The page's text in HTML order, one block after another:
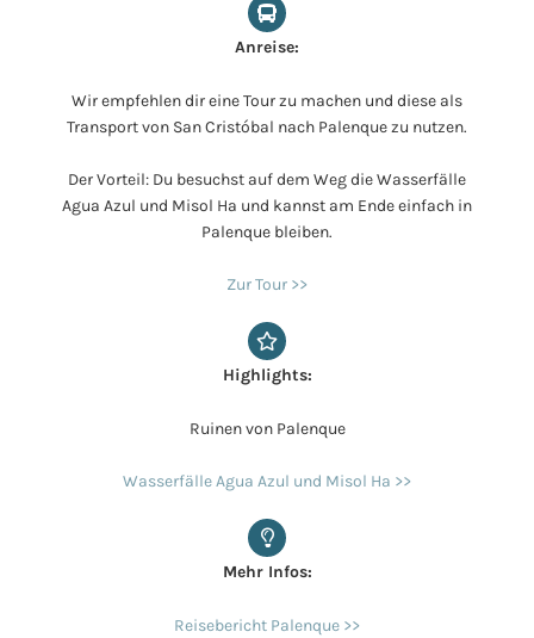
Anreise:
Wir empfehlen dir eine Tour zu machen und diese als
Transport von San Cristóbal nach Palenque zu nutzen.
Der Vorteil: Du besuchst auf dem Weg die Wasserfälle
Agua Azul und Misol Ha und kannst am Ende einfach in
Palenque bleiben.
Zur Tour >>
Highlights:
Ruinen von Palenque
Wasserfälle Agua Azul und Misol Ha >>
Mehr Infos:
Reisebericht Palenque >>